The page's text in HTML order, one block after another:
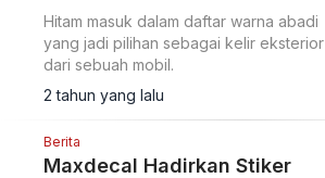
Hitam masuk dalam daftar warna abadi
yang jadi pilihan sebagai kelir eksterior
dari sebuah mobil.
2 tahun yang lalu
Berita
Maxdecal Hadirkan Stiker